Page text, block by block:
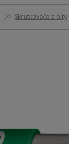
Skrutkovače a bity